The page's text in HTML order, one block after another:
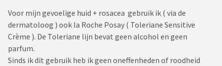
Voor mijn gevoelige huid + rosacea gebruik ik ( via de
dermatoloog ) ook la Roche Posay ( Toleriane Sensitive
Crème ). De Toleriane lijn bevat geen alcohol en geen
parfum.
Sinds ik dit gebruik heb ik geen oneffenheden of roodheid